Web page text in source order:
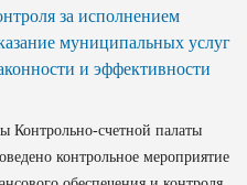
за исполнением
муниципальных услуг
и эффективности
Контрольно-счетной палаты
контрольное мероприятие